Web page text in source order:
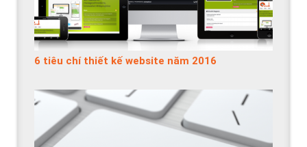
6 tiêu chí thiết kế website năm 2016